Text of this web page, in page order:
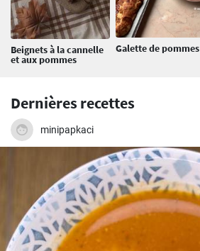
Beignets à la cannelle
et aux pommes
Galette de pommes
Dernières recettes
minipapkaci